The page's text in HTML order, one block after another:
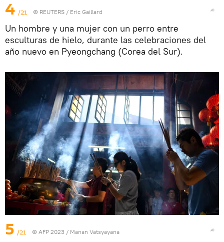
4 /21 © REUTERS / Eric Gaillard
Un hombre y una mujer con un perro entre
esculturas de hielo, durante las celebraciones del
año nuevo en Pyeongchang (Corea del Sur).
5 /21 © AFP 2023 / Manan Vatsyayana